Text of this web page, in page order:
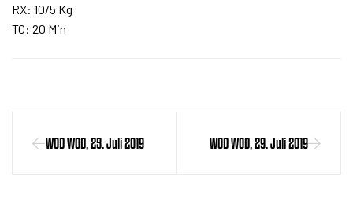
RX: 10/5 Kg
TC: 20 Min
WOD WOD, 25. Juli 2019 WOD WOD, 29. Juli 2019